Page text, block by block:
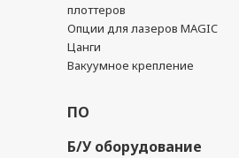
плоттеров
Опции для лазеров MAGIC
Цанги
Вакуумное крепление
ПО
Б/У оборудование